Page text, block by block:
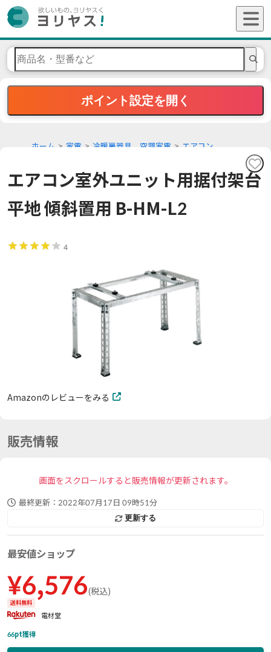
ポイント設定を開く
ホーム 家電 冷暖房器具 空調家電 エアコン
エアコン室外ユニット用据付架台
平地 傾斜置用 B-HM-L2
4
Amazonのレビューをみる
販売情報
画面をスクロールすると販売情報が更新されます。
最終更新： 2022年07月17日 09時51分
更新する
最安値ショップ
¥6,576(税込)
送料無料
電材堂
66pt獲得